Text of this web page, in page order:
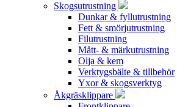
Skogsutrustning
Dunkar & fyllutrustning
Fett & smörjutrustning
Filutrustning
Mått- & märkutrustning
Olja & kem
Verktygsbälte & tillbehör
Yxor & skogsverktyg
Åkgräsklippare